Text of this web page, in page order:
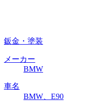
鈑金・塗装
メーカー
BMW
車名
BMW、E90